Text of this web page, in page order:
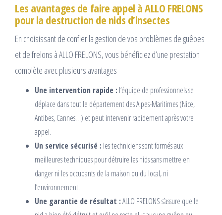
Les avantages de faire appel à ALLO FRELONS
pour la destruction de nids d’insectes
En choisissant de confier la gestion de vos problèmes de guêpes
et de frelons à ALLO FRELONS, vous bénéficiez d’une prestation
complète avec plusieurs avantages
Une intervention rapide : l’équipe de professionnels se
déplace dans tout le département des Alpes-Maritimes (Nice,
Antibes, Cannes…) et peut intervenir rapidement après votre
appel.
Un service sécurisé : les techniciens sont formés aux
meilleures techniques pour détruire les nids sans mettre en
danger ni les occupants de la maison ou du local, ni
l’environnement.
Une garantie de résultat :ALLO FRELONS s’assure que le